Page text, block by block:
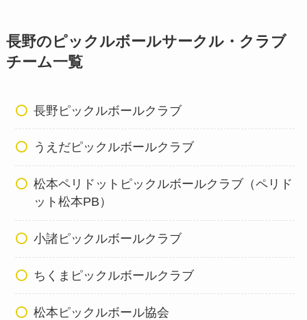
長野のピックルボールサークル・クラブ
チーム一覧
長野ピックルボールクラブ
うえだピックルボールクラブ
松本ペリドットピックルボールクラブ（ペリド
ット松本PB）
小諸ピックルボールクラブ
ちくまピックルボールクラブ
松本ピックルボール協会